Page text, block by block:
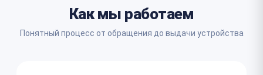
Как мы работаем
Понятный процесс от обращения до выдачи устройства